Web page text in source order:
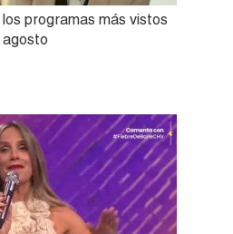
programas más vistos
agosto